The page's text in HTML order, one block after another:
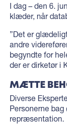
I dag – den 6.
klæder, når
”Det er
andre
begyndte for
der er dirketør i
MÆTTE
Diverse
Personerne
repræsentation.